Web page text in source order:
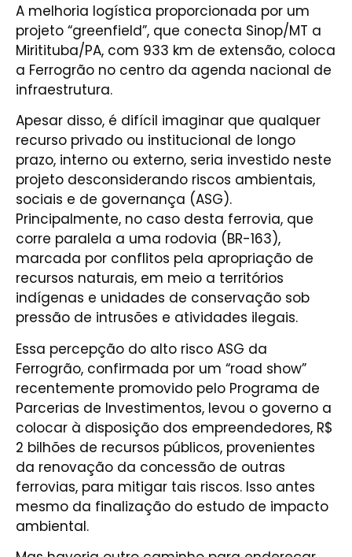
A melhoria logística proporcionada por um
projeto “greenfield”, que conecta Sinop/MT a
Miritituba/PA, com 933 km de extensão, coloca
a Ferrogrão no centro da agenda nacional de
infraestrutura.
Apesar disso, é difícil imaginar que qualquer
recurso privado ou institucional de longo
prazo, interno ou externo, seria investido neste
projeto desconsiderando riscos ambientais,
sociais e de governança (ASG).
Principalmente, no caso desta ferrovia, que
corre paralela a uma rodovia (BR-163),
marcada por conflitos pela apropriação de
recursos naturais, em meio a territórios
indígenas e unidades de conservação sob
pressão de intrusões e atividades ilegais.
Essa percepção do alto risco ASG da
Ferrogrão, confirmada por um “road show”
recentemente promovido pelo Programa de
Parcerias de Investimentos, levou o governo a
colocar à disposição dos empreendedores, R$
2 bilhões de recursos públicos, provenientes
da renovação da concessão de outras
ferrovias, para mitigar tais riscos. Isso antes
mesmo da finalização do estudo de impacto
ambiental.